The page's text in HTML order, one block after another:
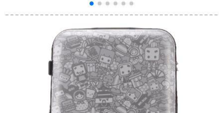
ーケ-ススウェルダン
バクタが拡张してい
るので、スポツーケ
スポポポスポーツSP-
367 TTシリーズブレ
ル24センチー
旅行机内持ち込み可
包LM 1808夕日